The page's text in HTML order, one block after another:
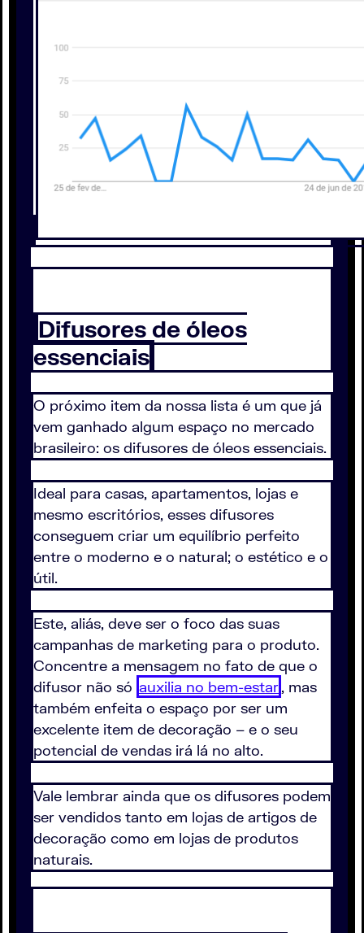
Difusores de óleos
essenciais
O próximo item da nossa lista é um que já
vem ganhado algum espaço no mercado
brasileiro: os difusores de óleos essenciais.
Ideal para casas, apartamentos, lojas e
mesmo escritórios, esses difusores
conseguem criar um equilíbrio perfeito
entre o moderno e o natural; o estético e o
útil.
Este, aliás, deve ser o foco das suas
campanhas de marketing para o produto.
Concentre a mensagem no fato de que o
difusor não só auxilia no bem-estar, mas
também enfeita o espaço por ser um
excelente item de decoração – e o seu
potencial de vendas irá lá no alto.
Vale lembrar ainda que os difusores podem
ser vendidos tanto em lojas de artigos de
decoração como em lojas de produtos
naturais.